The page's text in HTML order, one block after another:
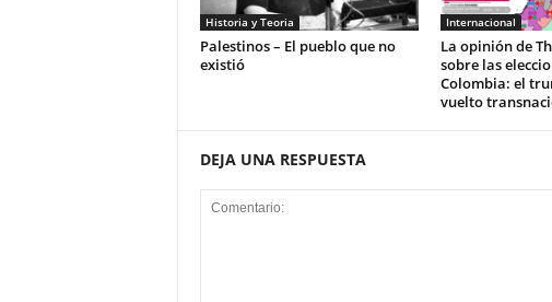
Historia y Teoria
Palestinos – El pueblo que no
existió
Internacional
La opinión de
sobre las
Colombia: el
vuelto
DEJA UNA RESPUESTA